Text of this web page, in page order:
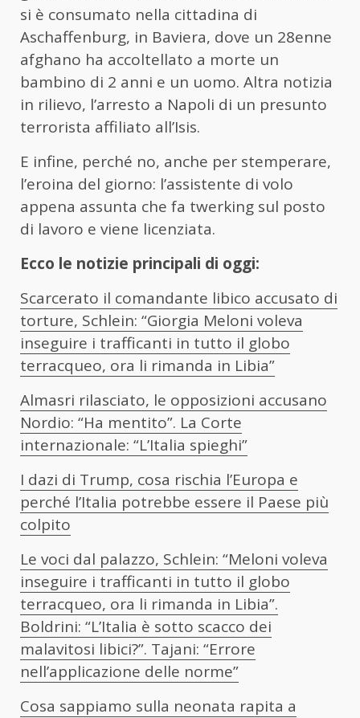
si è consumato nella cittadina di
Aschaffenburg, in Baviera, dove un 28enne
afghano ha accoltellato a morte un
bambino di 2 anni e un uomo. Altra notizia
in rilievo, l’arresto a Napoli di un presunto
terrorista affiliato all’Isis.
E infine, perché no, anche per stemperare,
l’eroina del giorno: l’assistente di volo
appena assunta che fa twerking sul posto
di lavoro e viene licenziata.
Ecco le notizie principali di oggi:
Scarcerato il comandante libico accusato di
torture, Schlein: “Giorgia Meloni voleva
inseguire i trafficanti in tutto il globo
terracqueo, ora li rimanda in Libia”
Almasri rilasciato, le opposizioni accusano
Nordio: “Ha mentito”. La Corte
internazionale: “L’Italia spieghi”
I dazi di Trump, cosa rischia l’Europa e
perché l’Italia potrebbe essere il Paese più
colpito
Le voci dal palazzo, Schlein: “Meloni voleva
inseguire i trafficanti in tutto il globo
terracqueo, ora li rimanda in Libia”.
Boldrini: “L’Italia è sotto scacco dei
malavitosi libici?”. Tajani: “Errore
nell’applicazione delle norme”
Cosa sappiamo sulla neonata rapita a